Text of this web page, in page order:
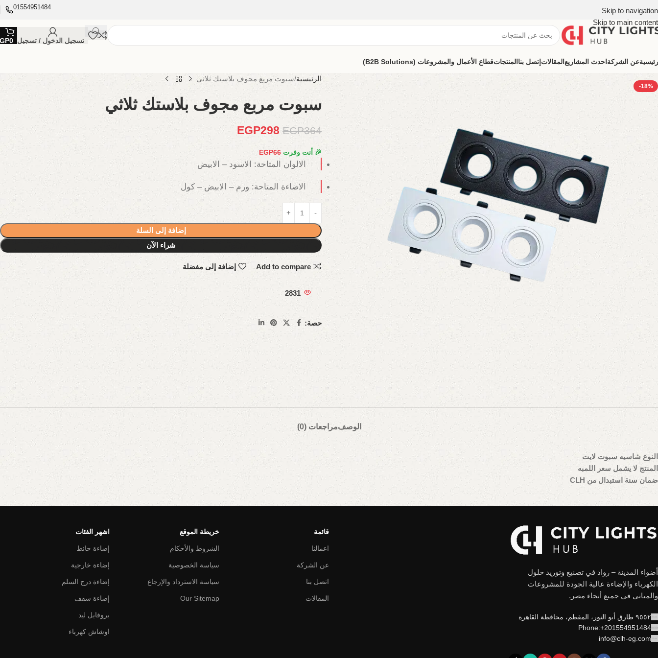
Skip to navigation
Skip to main content
01554951484
تسجيل الدخول / تسجيل 0
عن الشركة احدث المشاريع المقالات إتصل بنا المنتجاتقطاع الأعمال والمشروعات (B2B Solutions)
-18%
الرئيسية سبوت مربع مجوف بلاستك ثلاثي
سبوت مربع مجوف بلاستك ثلاثي
EGP364
EGP298
🎉 أنت وفرت EGP66
الالوان المتاحة: الاسود – الابيض
الاضاءة المتاحة: ورم – الابيض – كول
إضافة إلى السلة
شراء الآن
Add to compare إضافة إلى مفضلة
2831
حصة:
الوصفمراجعات (0)
النوع شاسيه سبوت لايت
المنتج لا يشمل سعر اللمبه
ضمان سنة استبدال من CLH
أضواء المدينة – رواد في تصنيع وتوريد حلول
الكهرباء والإضاءة عالية الجودة للمشروعات
والمباني في جميع أنحاء مصر.
٩٥٥٢ طارق أبو النور، المقطم، محافظة القاهرة
Phone:+201554951484
info@clh-eg.com
قائمة
اعمالنا
عن الشركة
اتصل بنا
المقالات
خريطة الموقع
الشروط والأحكام
سياسة الخصوصية
سياسة الاسترداد والإرجاع
Our Sitemap
اشهر الفئات
إضاءة حائط
إضاءة خارجية
إضاءة درج السلم
إضاءة سقف
بروفايل ليد
اوشاش كهرباء